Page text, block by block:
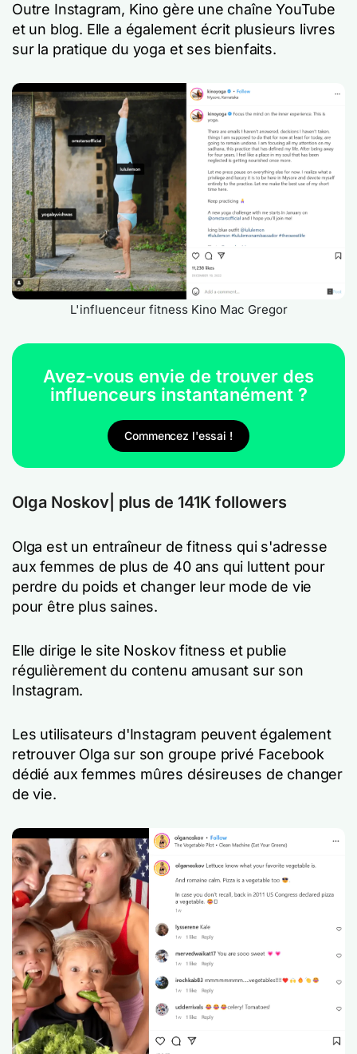
Outre Instagram, Kino gère une chaîne YouTube
et un blog. Elle a également écrit plusieurs livres
sur la pratique du yoga et ses bienfaits.
L'influenceur fitness Kino Mac Gregor
Avez-vous envie de trouver des
influenceurs instantanément ?
Commencez l'essai !
Olga Noskov| plus de 141K followers
Olga est un entraîneur de fitness qui s'adresse
aux femmes de plus de 40 ans qui luttent pour
perdre du poids et changer leur mode de vie
pour être plus saines.
Elle dirige le site Noskov fitness et publie
régulièrement du contenu amusant sur son
Instagram.
Les utilisateurs d'Instagram peuvent également
retrouver Olga sur son groupe privé Facebook
dédié aux femmes mûres désireuses de changer
de vie.